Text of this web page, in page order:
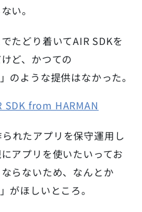
い。
たどり着いてAIR SDKを
ど、かつての
ような提供はなかった。
from HARMAN
れたアプリを保守運用し
アプリを使いたいってお
らないため、なんとか
がほしいところ。